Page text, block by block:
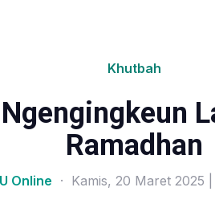
Khutbah
Ramadhan
Online · Kamis, 20 Maret 2025 |